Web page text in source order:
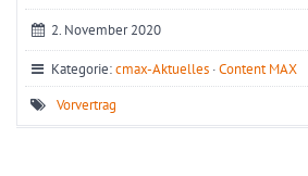
2. November 2020
Kategorie:cmax-Aktuelles ·Content MAX
Vorvertrag